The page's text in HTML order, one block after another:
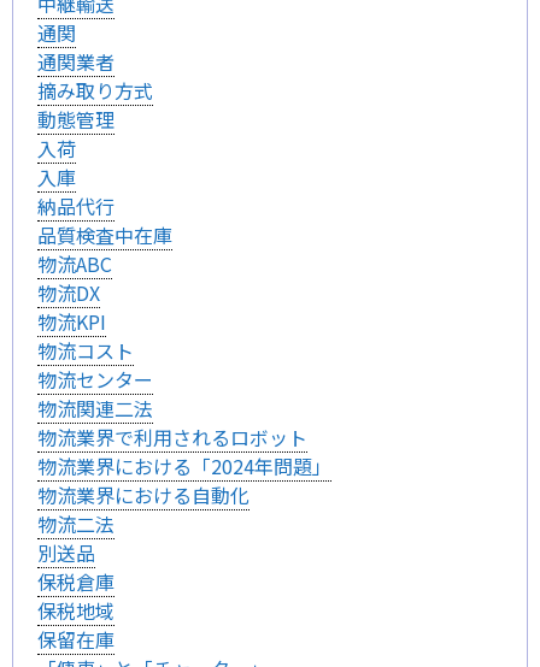
通関
通関業者
摘み取り方式
動態管理
入荷
入庫
納品代行
品質検査中在庫
物流ABC
物流DX
物流KPI
物流コスト
物流センター
物流関連二法
物流業界で利用されるロボット
物流業界における「2024年問題」
物流業界における自動化
物流二法
別送品
保税倉庫
保税地域
保留在庫